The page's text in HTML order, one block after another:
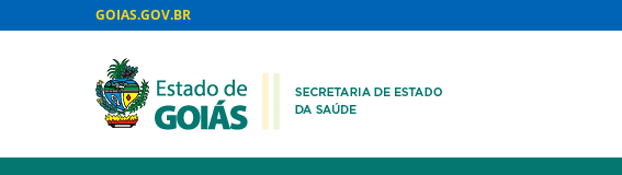
GOIAS.GOV.BR